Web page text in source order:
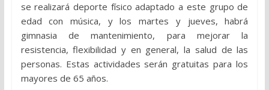
se realizará deporte físico adaptado a este grupo de
edad con música, y los martes y jueves, habrá
gimnasia de mantenimiento, para mejorar la
resistencia, flexibilidad y en general, la salud de las
personas. Estas actividades serán gratuitas para los
mayores de 65 años.